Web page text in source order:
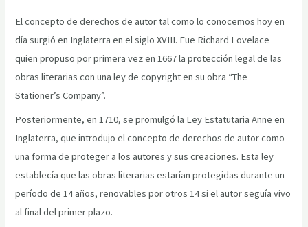
El concepto de derechos de autor tal como lo conocemos hoy en
día surgió en Inglaterra en el siglo XVIII. Fue Richard Lovelace
quien propuso por primera vez en 1667 la protección legal de las
obras literarias con una ley de copyright en su obra “The
Stationer’s Company”.
Posteriormente, en 1710, se promulgó la Ley Estatutaria Anne en
Inglaterra, que introdujo el concepto de derechos de autor como
una forma de proteger a los autores y sus creaciones. Esta ley
establecía que las obras literarias estarían protegidas durante un
período de 14 años, renovables por otros 14 si el autor seguía vivo
al final del primer plazo.